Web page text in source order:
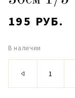
195 РУБ.
В наличии